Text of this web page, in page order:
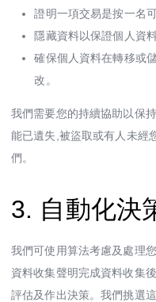
證明一項交易是按一名
隱藏資料以保證個人資
確保個人資料在轉移或
改。
我們需要您的持續協助以保
能已遺失,被盜取或有人未經
們。
3. 自動化決
我們可使用算法考慮及處理
資料收集聲明完成資料收集
評估及作出決策。我們挑選